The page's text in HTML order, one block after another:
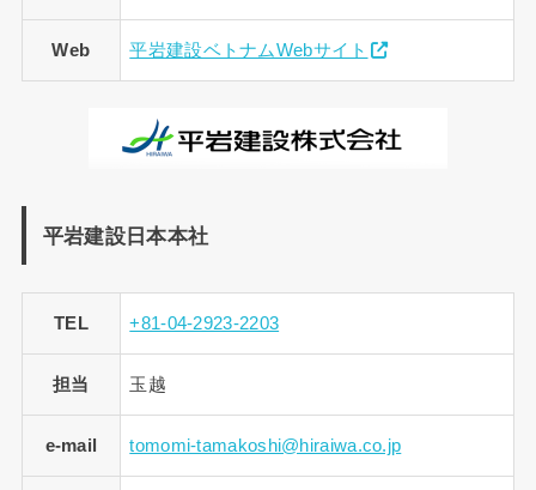
Web 平岩建設ベトナムWebサイト
平岩建設日本本社
TEL +81-04-2923-2203
担当 玉越
e-mail tomomi-tamakoshi@hiraiwa.co.jp